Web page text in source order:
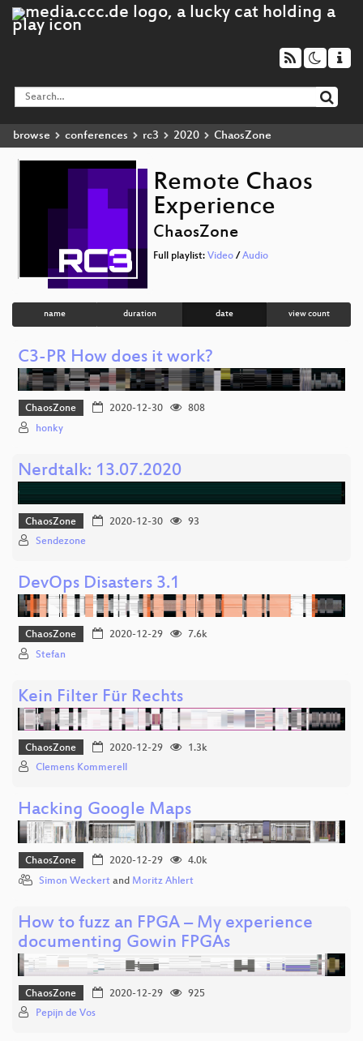
browse conferences rc3 2020 ChaosZone
Remote Chaos
Experience
ChaosZone
Full playlist: Video / Audio
name duration date view count
C3-PR How does it work?
ChaosZone 2020-12-30
808
honky
Nerdtalk: 13.07.2020
ChaosZone 2020-12-30
93
Sendezone
DevOps Disasters 3.1
ChaosZone 2020-12-29
7.6k
Stefan
Kein Filter Für Rechts
ChaosZone 2020-12-29
1.3k
Clemens Kommerell
Hacking Google Maps
ChaosZone 2020-12-29
4.0k
Simon Weckert and Moritz Ahlert
How to fuzz an FPGA – My experience
documenting Gowin FPGAs
ChaosZone 2020-12-29
925
Pepijn de Vos